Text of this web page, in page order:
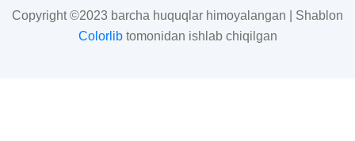
Copyright ©2023 barcha huquqlar himoyalangan | Shablon
Colorlibtomonidan ishlab chiqilgan